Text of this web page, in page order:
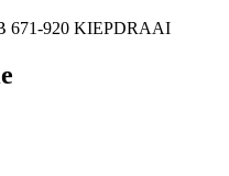
671-920 KIEPDRAAI